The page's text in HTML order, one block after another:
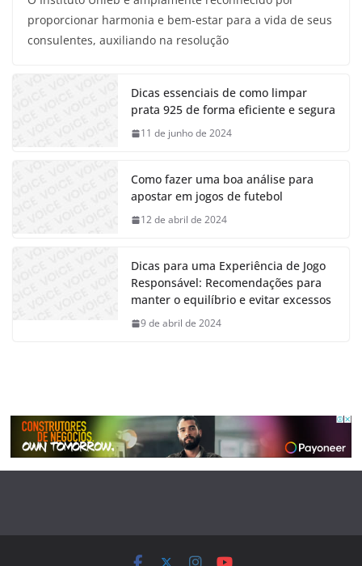
proporcionar harmonia e bem-estar para a vida de seus
consulentes, auxiliando na resolução
Dicas essenciais de como limpar
prata 925 de forma eficiente e segura
11 de junho de 2024
Como fazer uma boa análise para
apostar em jogos de futebol
12 de abril de 2024
Dicas para uma Experiência de Jogo
Responsável: Recomendações para
manter o equilíbrio e evitar excessos
9 de abril de 2024